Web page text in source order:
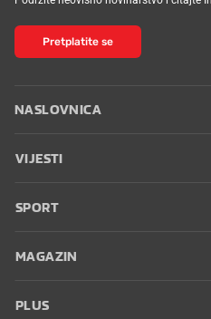
Pretplatite se
NASLOVNICA
VIJESTI
SPORT
MAGAZIN
PLUS